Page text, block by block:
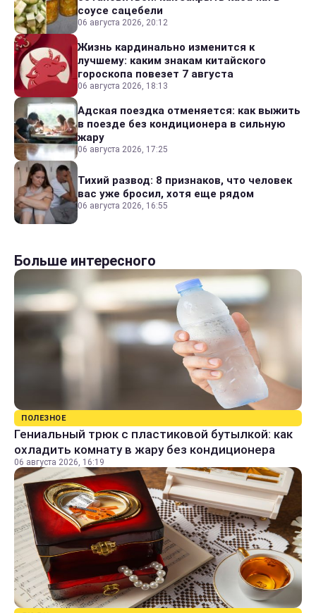
соусе сацебели
06 августа 2026, 20:12
Жизнь кардинально изменится к
лучшему: каким знакам китайского
гороскопа повезет 7 августа
06 августа 2026, 18:13
Адская поездка отменяется: как выжить
в поезде без кондиционера в сильную
жару
06 августа 2026, 17:25
Тихий развод: 8 признаков, что человек
вас уже бросил, хотя еще рядом
06 августа 2026, 16:55
Больше интересного
ПОЛЕЗНОЕ
Гениальный трюк с пластиковой бутылкой: как
охладить комнату в жару без кондиционера
06 августа 2026, 16:19